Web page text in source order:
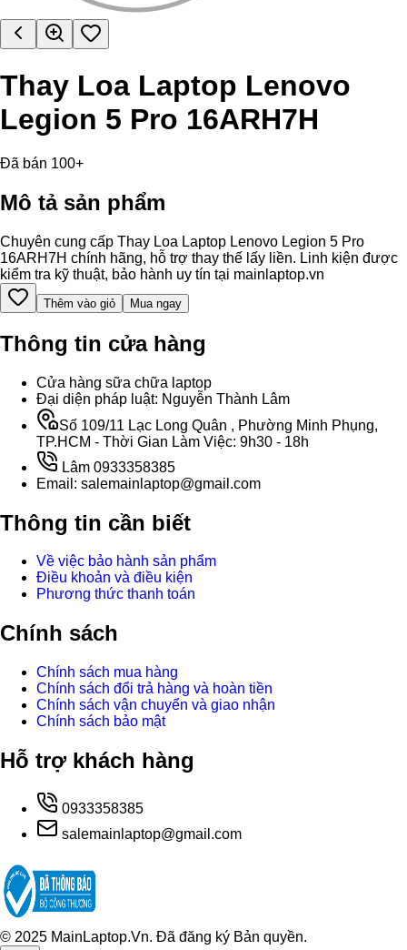
Thay Loa Laptop Lenovo
Legion 5 Pro 16ARH7H
Đã bán 100+
Mô tả sản phẩm
Chuyên cung cấp Thay Loa Laptop Lenovo Legion 5 Pro
16ARH7H chính hãng, hỗ trợ thay thế lấy liền. Linh kiện được
kiểm tra kỹ thuật, bảo hành uy tín tại mainlaptop.vn
Thêm vào giỏ Mua ngay
Thông tin cửa hàng
Cửa hàng sữa chữa laptop
Đại diện pháp luật: Nguyễn Thành Lâm
Số 109/11 Lạc Long Quân , Phường Minh Phụng,
TP.HCM - Thời Gian Làm Việc: 9h30 - 18h
Lâm 0933358385
Email: salemainlaptop@gmail.com
Thông tin cần biết
Về việc bảo hành sản phẩm
Điều khoản và điều kiện
Phương thức thanh toán
Chính sách
Chính sách mua hàng
Chính sách đổi trả hàng và hoàn tiền
Chính sách vận chuyển và giao nhận
Chính sách bảo mật
Hỗ trợ khách hàng
0933358385
salemainlaptop@gmail.com
© 2025 MainLaptop.Vn. Đã đăng ký Bản quyền.